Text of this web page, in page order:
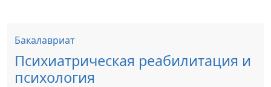
Бакалавриат
Психиатрическая реабилитация и
психология